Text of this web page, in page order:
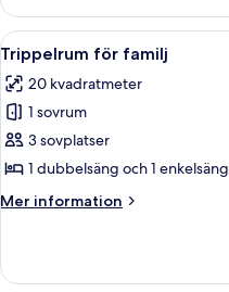
för
fyra
Öppna
alla
foton
för
Trippelrum
för
familj
7
Trippelrum för familj
20 kvadratmeter
1 sovrum
3 sovplatser
1 dubbelsäng och 1 enkelsäng
Mer information
Mer
för